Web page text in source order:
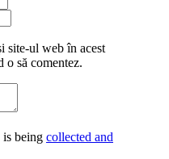
site-ul web în acest
o să comentez.
is being collected and